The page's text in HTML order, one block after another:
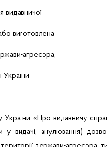
видавничої
виготовлена
агресора,
України
України «Провидавничу
увидачі,анулювання)